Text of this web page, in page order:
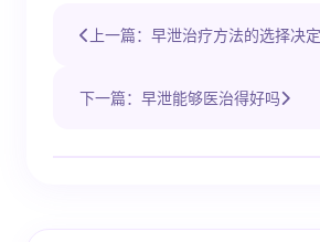
上一篇：早泄治疗方法的选择决
下一篇：早泄能够医治得好吗